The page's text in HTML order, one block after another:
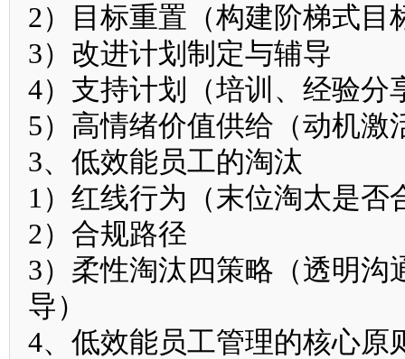
2）目标重置（构建阶梯式目
3）改进计划制定与辅导
4）支持计划（培训、经验分
5）高情绪价值供给（动机激
3、低效能员工的淘汰
1）红线行为（末位淘太是否
2）合规路径
3）柔性淘汰四策略（透明
导）
4、低效能员工管理的核心原